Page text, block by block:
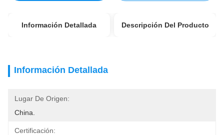
Información Detallada Descripción Del Producto
Información Detallada
Lugar De Origen:
China.
Certificación: